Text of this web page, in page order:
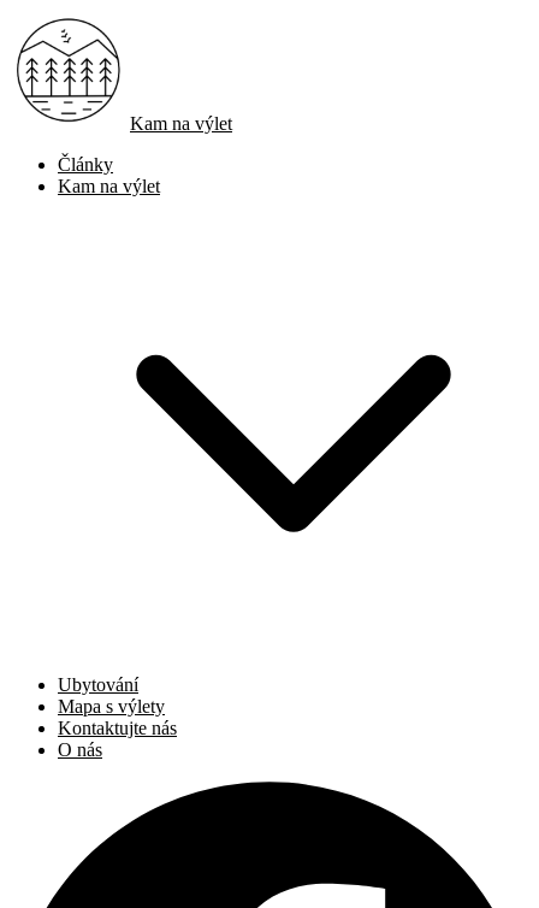
Kam na výlet
Články
Kam na výlet
Ubytování
Mapa s výlety
Kontaktujte nás
O nás